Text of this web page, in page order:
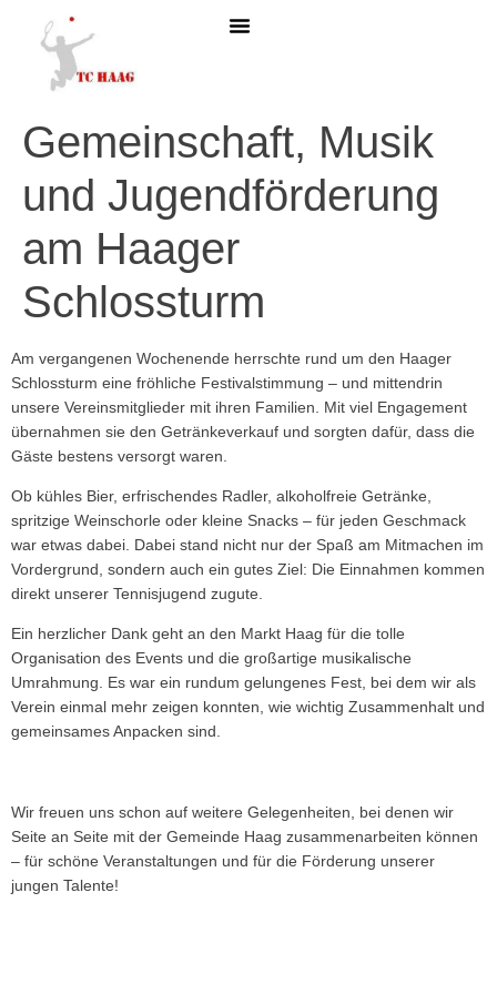
Gemeinschaft, Musik
und Jugendförderung
am Haager
Schlossturm
Am vergangenen Wochenende herrschte rund um den Haager
Schlossturm eine fröhliche Festivalstimmung – und mittendrin
unsere Vereinsmitglieder mit ihren Familien. Mit viel Engagement
übernahmen sie den Getränkeverkauf und sorgten dafür, dass die
Gäste bestens versorgt waren.
Ob kühles Bier, erfrischendes Radler, alkoholfreie Getränke,
spritzige Weinschorle oder kleine Snacks – für jeden Geschmack
war etwas dabei. Dabei stand nicht nur der Spaß am Mitmachen im
Vordergrund, sondern auch ein gutes Ziel: Die Einnahmen kommen
direkt unserer Tennisjugend zugute.
Ein herzlicher Dank geht an den Markt Haag für die tolle
Organisation des Events und die großartige musikalische
Umrahmung. Es war ein rundum gelungenes Fest, bei dem wir als
Verein einmal mehr zeigen konnten, wie wichtig Zusammenhalt und
gemeinsames Anpacken sind.
Wir freuen uns schon auf weitere Gelegenheiten, bei denen wir
Seite an Seite mit der Gemeinde Haag zusammenarbeiten können
– für schöne Veranstaltungen und für die Förderung unserer
jungen Talente!